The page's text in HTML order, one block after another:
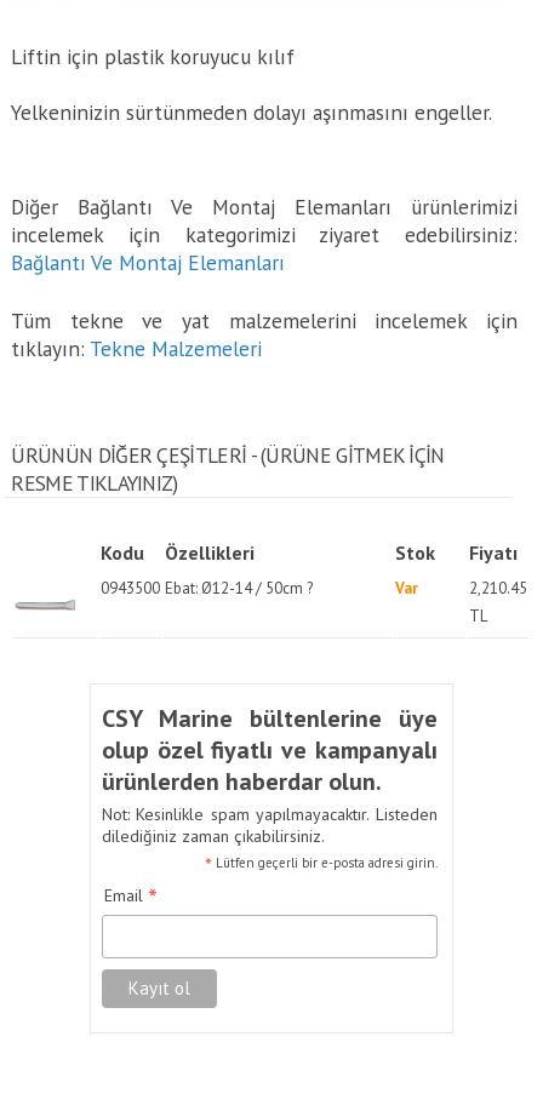
Liftin için plastik koruyucu kılıf
Yelkeninizin sürtünmeden dolayı aşınmasını engeller.
Diğer Bağlantı Ve Montaj Elemanları ürünlerimizi
incelemek için kategorimizi ziyaret edebilirsiniz:
Bağlantı Ve Montaj Elemanları
Tüm tekne ve yat malzemelerini incelemek için
tıklayın: Tekne Malzemeleri
ÜRÜNÜN DİĞER ÇEŞİTLERİ - (ÜRÜNE GITMEK IÇIN
RESME TIKLAYINIZ)
Kodu Özellikleri Stok Fiyatı
0943500 Ebat: Ø12-14 / 50cm ? Var
2,210.45
TL
CSY Marine bültenlerine üye
olup özel fiyatlı ve kampanyalı
ürünlerden haberdar olun.
Not: Kesinlikle spam yapılmayacaktır. Listeden
dilediğiniz zaman çıkabilirsiniz.
* Lütfen geçerli bir e-posta adresi girin.
Email *